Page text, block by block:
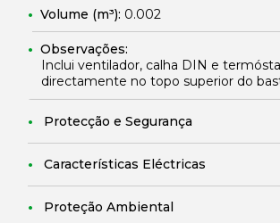
Volume (m³): 0.002
Observações:
Inclui ventilador, calha DIN e
directamente no topo superior do
Protecção e Segurança
Características Eléctricas
Proteção Ambiental